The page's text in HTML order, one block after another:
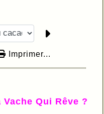
Imprimer...
Qui Rêve ?